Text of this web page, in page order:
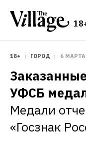
18+ ГОРОД 6 МАРТА
УФСБ
Медали
«Госзнак